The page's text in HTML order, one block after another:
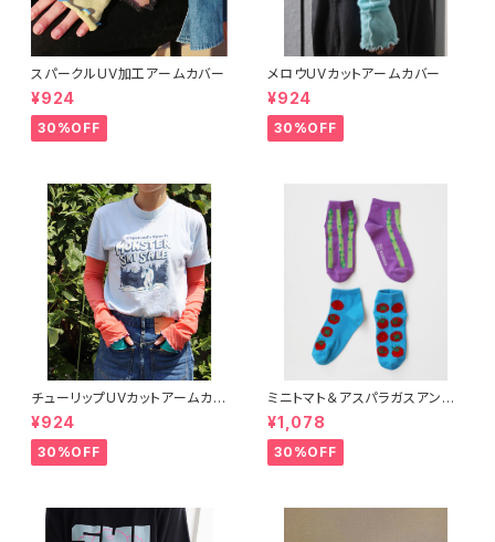
スパークルUV加工アームカバー
¥924
30%OFF
メロウUVカットアームカバー
¥924
30%OFF
チューリップUVカットアームカバ
ー
¥924
30%OFF
ミニトマト＆アスパラガスアンク
ルソックス 2P
¥1,078
30%OFF